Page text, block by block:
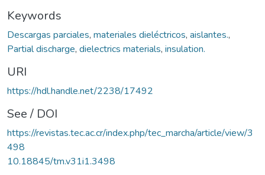
Keywords
Descargas parciales, materiales dieléctricos, aislantes.,
Partial discharge, dielectrics materials, insulation.
URI
https://hdl.handle.net/2238/17492
See / DOI
https://revistas.tec.ac.cr/index.php/tec_marcha/article/view/3
498
10.18845/tm.v31i1.3498